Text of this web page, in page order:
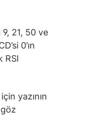
21, 50 ve
0’ın
RSI
yazının